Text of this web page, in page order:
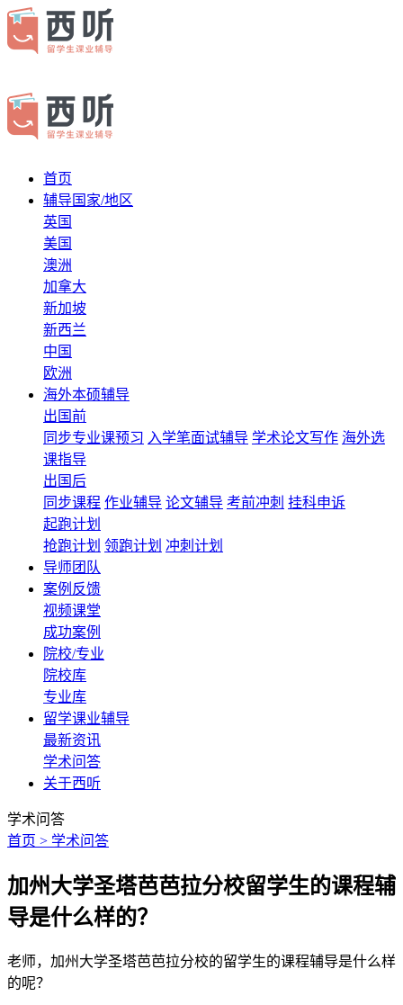
首页
辅导国家/地区
英国
美国
澳洲
加拿大
新加坡
新西兰
中国
欧洲
海外本硕辅导
出国前
同步专业课预习 入学笔面试辅导 学术论文写作 海外选
课指导
出国后
同步课程 作业辅导 论文辅导 考前冲刺 挂科申诉
起跑计划
抢跑计划 领跑计划 冲刺计划
导师团队
案例反馈
视频课堂
成功案例
院校/专业
院校库
专业库
留学课业辅导
最新资讯
学术问答
关于西听
学术问答
首页 > 学术问答
加州大学圣塔芭芭拉分校留学生的课程辅
导是什么样的？
老师，加州大学圣塔芭芭拉分校的留学生的课程辅导是什么样
的呢？